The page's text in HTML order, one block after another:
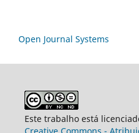
Open Journal Systems
Este trabalho está
Creative Commons -